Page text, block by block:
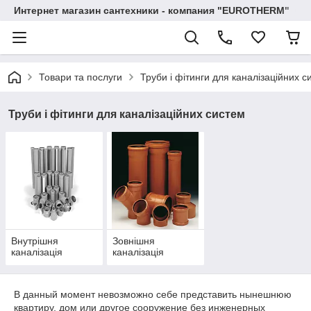
Интернет магазин сантехники - компания "EUROTHERM"
Товари та послуги Труби і фітинги для каналізаційних
Труби і фітинги для каналізаційних систем
Внутрішня
каналізація
Зовнішня
каналізація
В данный момент невозможно себе представить нынешнюю
квартиру, дом или другое сооружение без инженерных